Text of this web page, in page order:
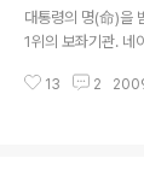
박 전회장의 자살
내에서도 손꼽히는
와 부를 모두 가졌음
대통령의 명(命)을
1위의 보좌기관. 네
총리라는 자리의 위
13 2